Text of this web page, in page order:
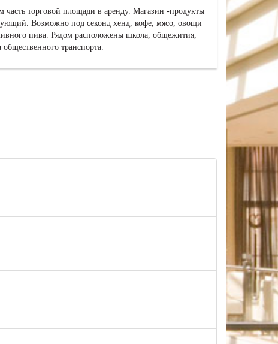
торговой площади в аренду. Магазин -продукты
Возможно под секонд хенд, кофе, мясо, овощи
пива. Рядом расположены школа, общежития,
транспорта.